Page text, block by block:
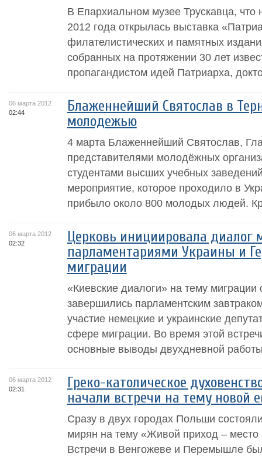
В Епархиальном музее Трускавца,
2012 года открылась выставка
филателистических и памятных
собранных на протяжении 30 лет
пропагандистом идей Патриарха,
06 марта 2012
02:44
Блаженнейший Святослав в
молодежью
4 марта Блаженнейший Святослав,
представителями молодёжных
студентами высших учебных
мероприятие, которое проходило в
прибыло около 800 молодых людей.
06 марта 2012
02:32
Церковь инициировала диалог
парламентариями Украины и
миграции
«Киевские диалоги» на тему миграции
завершились парламентским
участие немецкие и украинские
сфере миграции. Во время этой
основные выводы двухдневной
06 марта 2012
02:31
Греко-католическое
начали встречи на тему новой
Сразу в двух городах Польши
мирян на тему «Живой приход –
Встречи в Венгожеве и Перемышле